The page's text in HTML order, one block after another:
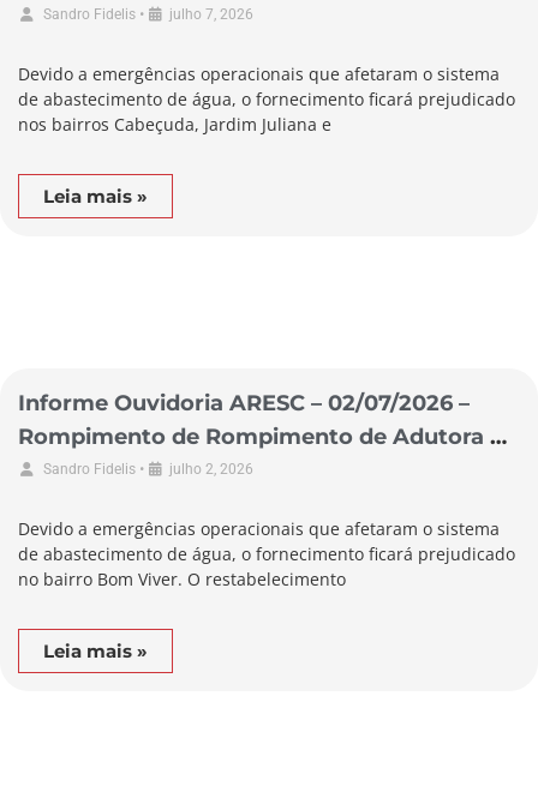
Município de Laguna
Sandro Fidelis • julho 7, 2026
Devido a emergências operacionais que afetaram o sistema
de abastecimento de água, o fornecimento ficará prejudicado
nos bairros Cabeçuda, Jardim Juliana e
Leia mais »
Informe Ouvidoria ARESC – 02/07/2026 –
Rompimento de Rompimento de Adutora no
Município de Biguaçu
Sandro Fidelis • julho 2, 2026
Devido a emergências operacionais que afetaram o sistema
de abastecimento de água, o fornecimento ficará prejudicado
no bairro Bom Viver. O restabelecimento
Leia mais »